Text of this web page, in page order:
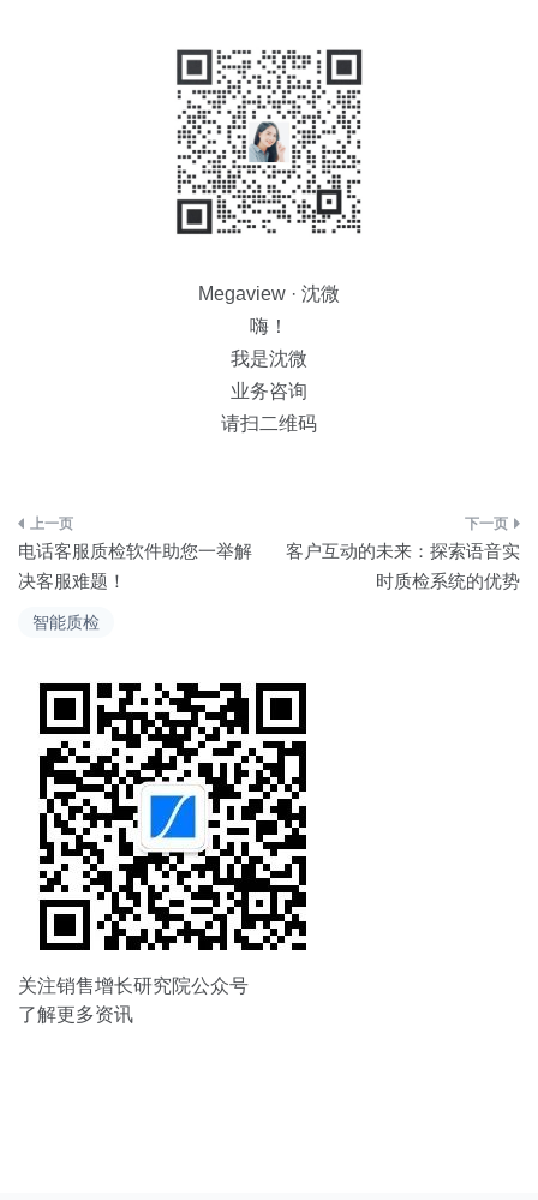
智能质检
Megaview · 沈微
嗨！
我是沈微
业务咨询
请扫二维码
文
章
导
电话客服质检软件助您一举解
决客服难题！
客户互动的未来：探索语音实
时质检系统的优势
关注销售增长研究院公众号
了解更多资讯